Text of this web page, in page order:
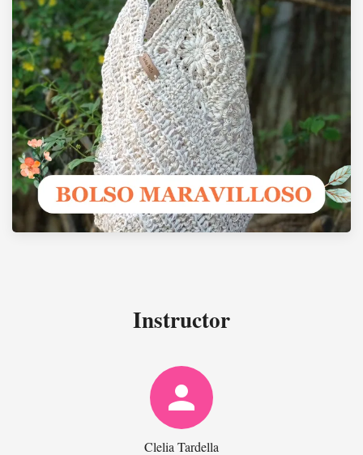
Instructor
person
Clelia Tardella